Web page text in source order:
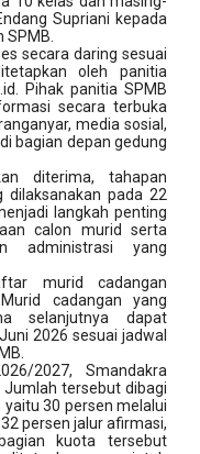
Supriani kepada
secara daring sesuai
oleh panitia
Pihak panitia SPMB
secara terbuka
media sosial,
bagian depan gedung
diterima, tahapan
dilaksanakan pada 22
langkah penting
calon murid serta
administrasi yang
murid cadangan
cadangan yang
selanjutnya dapat
2026 sesuai jadwal
2027, Smandakra
tersebut dibagi
30 persen melalui
persen jalur afirmasi,
kuota tersebut